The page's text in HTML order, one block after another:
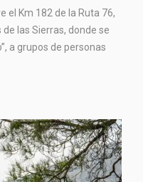
el Km 182 de la Ruta 76,
las Sierras, donde se
a grupos de personas